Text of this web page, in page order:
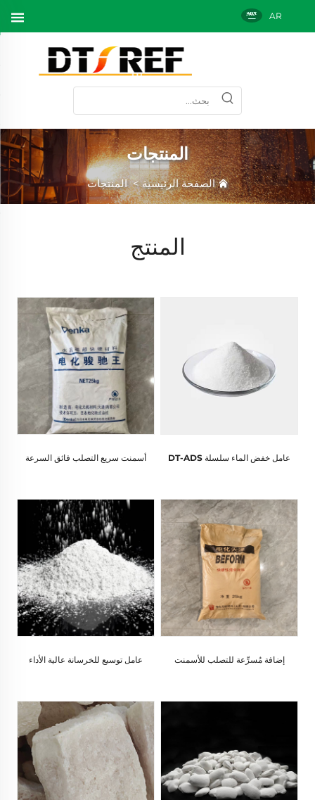
AR
المنتجات
الصفحة الرئيسية>المنتجات
المنتج
عامل خفض الماء سلسلة DT-ADS أسمنت سريع التصلب فائق السرعة
إضافة مُسرِّعة للتصلب للأسمنت عامل توسيع للخرسانة عالية الأداء